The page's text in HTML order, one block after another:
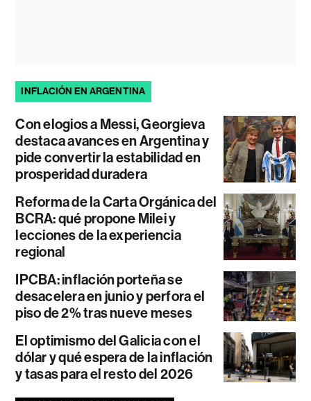
INFLACIÓN EN ARGENTINA
Con elogios a Messi, Georgieva
destaca avances en Argentina y
pide convertir la estabilidad en
prosperidad duradera
Reforma de la Carta Orgánica del
BCRA: qué propone Milei y
lecciones de la experiencia
regional
IPCBA: inflación porteña se
desacelera en junio y perfora el
piso de 2% tras nueve meses
El optimismo del Galicia con el
dólar y qué espera de la inflación
y tasas para el resto del 2026